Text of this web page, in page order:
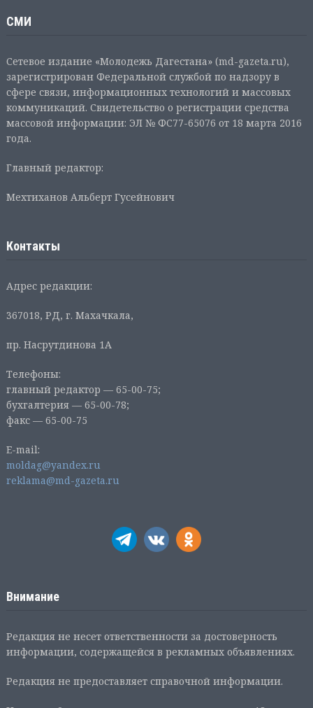
СМИ
Сетевое издание «Молодежь Дагестана» (md-gazeta.ru),
зарегистрирован Федеральной службой по надзору в
сфере связи, информационных технологий и массовых
коммуникаций. Свидетельство о регистрации средства
массовой информации: ЭЛ № ФС77-65076 от 18 марта 2016
года.
Главный редактор:
Мехтиханов Альберт Гусейнович
Контакты
Адрес редакции:
367018, РД, г. Махачкала,
пр. Насрутдинова 1А
Телефоны:
главный редактор — 65-00-75;
бухгалтерия — 65-00-78;
факс — 65-00-75
E-mail:
moldag@yandex.ru
reklama@md-gazeta.ru
Внимание
Редакция не несет ответственности за достоверность
информации, содержащейся в рекламных объявлениях.
Редакция не предоставляет справочной информации.